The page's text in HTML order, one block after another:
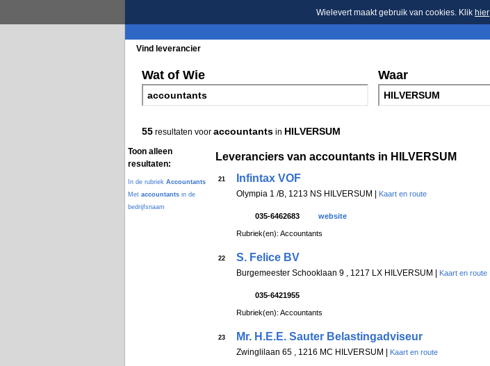
Wielevert maakt gebruik van cookies. Klik hier
Vind leverancier
Wat of Wie Waar
55 resultaten voor accountants in HILVERSUM
Toon alleen
resultaten:
In de rubriek Accountants
Met accountants in de
bedrijfsnaam
Leveranciers van accountants in HILVERSUM
21 Infintax VOF
Olympia 1 /B, 1213 NS HILVERSUM | Kaart en route
035-6462683 website
Rubriek(en): Accountants
22 S. Felice BV
Burgemeester Schooklaan 9 , 1217 LX HILVERSUM | Kaart en route
035-6421955
Rubriek(en): Accountants
23 Mr. H.E.E. Sauter Belastingadviseur
Zwinglilaan 65 , 1216 MC HILVERSUM | Kaart en route